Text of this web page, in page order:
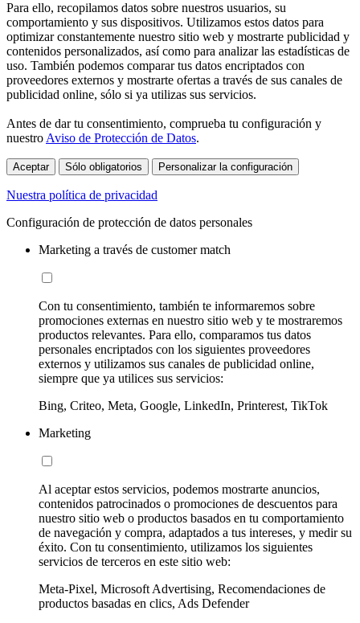
Para ello, recopilamos datos sobre nuestros usuarios, su
comportamiento y sus dispositivos. Utilizamos estos datos para
optimizar constantemente nuestro sitio web y mostrarte publicidad y
contenidos personalizados, así como para analizar las estadísticas de
uso. También podemos comparar tus datos encriptados con
proveedores externos y mostrarte ofertas a través de sus canales de
publicidad online, sólo si ya utilizas sus servicios.
Antes de dar tu consentimiento, comprueba tu configuración y
nuestro Aviso de Protección de Datos.
Aceptar Sólo obligatorios Personalizar la configuración
Nuestra política de privacidad
Configuración de protección de datos personales
Marketing a través de customer match
Con tu consentimiento, también te informaremos sobre
promociones externas en nuestro sitio web y te mostraremos
productos relevantes. Para ello, comparamos tus datos
personales encriptados con los siguientes proveedores
externos y utilizamos sus canales de publicidad online,
siempre que ya utilices sus servicios:
Bing, Criteo, Meta, Google, LinkedIn, Printerest, TikTok
Marketing
Al aceptar estos servicios, podemos mostrarte anuncios,
contenidos patrocinados o promociones de descuentos para
nuestro sitio web o productos basados en tu comportamiento
de navegación y compra, adaptados a tus intereses, y medir su
éxito. Con tu consentimiento, utilizamos los siguientes
servicios de terceros en este sitio web:
Meta-Pixel, Microsoft Advertising, Recomendaciones de
productos basadas en clics, Ads Defender